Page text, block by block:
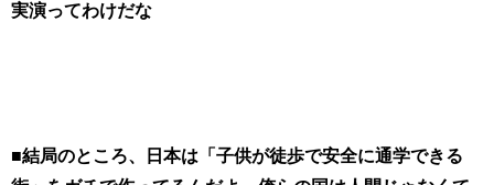
実演ってわけだな
■結局のところ、日本は「子供が徒歩で安全に通学できる